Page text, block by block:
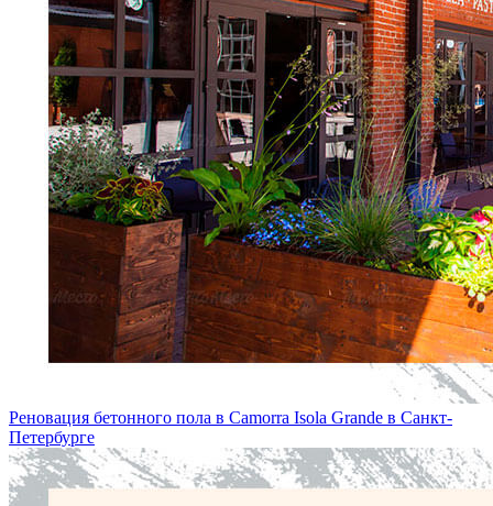
Реновация бетонного пола в Camorra Isola Grande в Санкт-
Петербургe